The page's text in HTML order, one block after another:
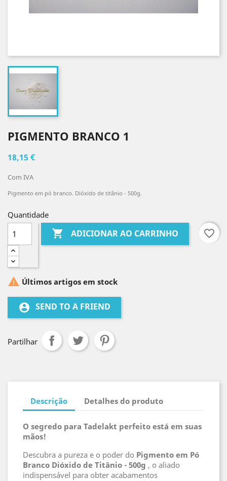
PIGMENTO BRANCO 1
18,15 €
Com IVA
Pigmento em pó branco. Dióxido de titânio - 500g.
Quantidade
 ADICIONAR AO CARRINHO favorite_border
 Últimos artigos em stock
account_circle SEND TO A FRIEND
Partilhar
Descrição Detalhes do produto
O segredo para Tadelakt perfeito está em suas
mãos!
Descubra a pureza e o poder do Pigmento em Pó
Branco Dióxido de Titânio - 500g , o aliado
indispensável para obter acabamentos